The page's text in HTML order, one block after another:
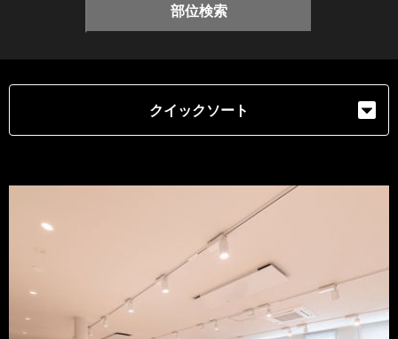
部位検索
クイックソート